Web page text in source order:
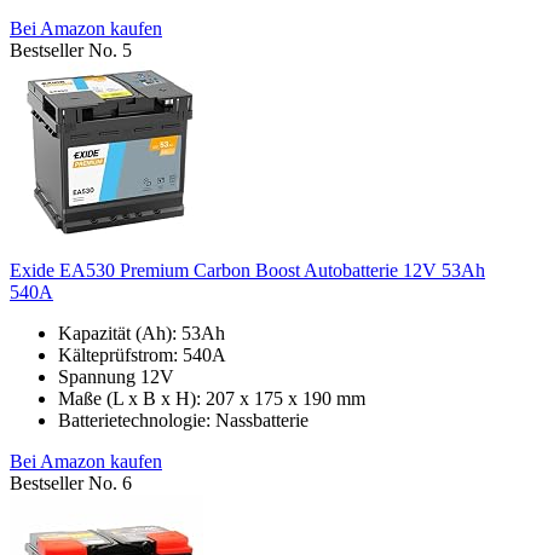
Bei Amazon kaufen
Bestseller No. 5
Exide EA530 Premium Carbon Boost Autobatterie 12V 53Ah
540A
Kapazität (Ah): 53Ah
Kälteprüfstrom: 540A
Spannung 12V
Maße (L x B x H): 207 x 175 x 190 mm
Batterietechnologie: Nassbatterie
Bei Amazon kaufen
Bestseller No. 6